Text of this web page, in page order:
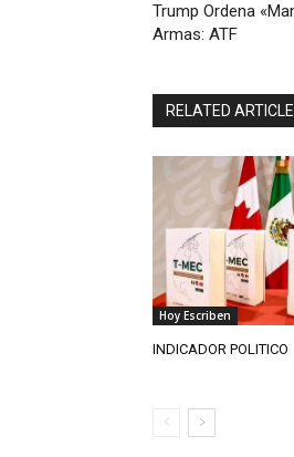
Trump Ordena
Armas: ATF
RELATED
Hoy Escriben
INDICADOR POLITICO